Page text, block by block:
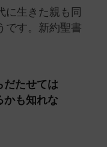
に生きた親も同
です。新約聖書
だたせては
かも知れな